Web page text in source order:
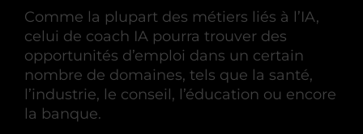
Comme la plupart des métiers liés à l’IA,
celui de coach IA pourra trouver des
opportunités d’emploi dans un certain
nombre de domaines, tels que la santé,
l’industrie, le conseil, l’éducation ou encore
la banque.